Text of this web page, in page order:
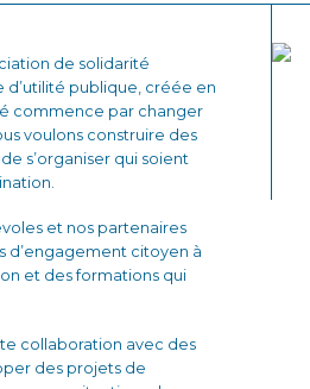
de solidarité
publique, créée en
commence par changer
voulons construire des
s’organiser qui soient
et nos partenaires
d’engagement citoyen à
et des formations qui
collaboration avec des
des projets de